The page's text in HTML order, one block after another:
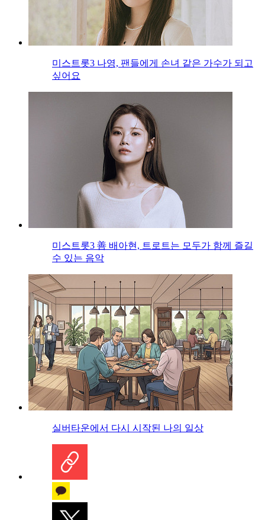
미스트롯3 나영, 팬들에게 손녀 같은 가수가 되고
싶어요
미스트롯3 善 배아현, 트로트는 모두가 함께 즐길
수 있는 음악
실버타운에서 다시 시작된 나의 일상